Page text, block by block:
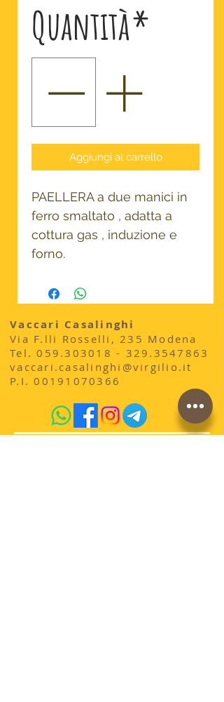
Quantità*
Aggiungi al carrello
PAELLERA a due manici in
ferro smaltato , adatta a
cottura gas , induzione e
forno.
Vaccari Casalinghi
Via F.lli Rosselli, 235 Modena
​Tel.059.303018 - 329 .3547863
vaccari.casalinghi@virgilio.it
P.I.00191070366